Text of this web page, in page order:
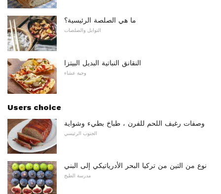
ما هي الصلصة الرئيسية؟
التوابل والصلصات
النقانق النباتية البديل البيتزا
وجبة عشاء
Users choice
وصفات رغيف اللحم للفرن ، طباخ بطيء وشواية
الجنوب الرئيسي
نوع من التين من تركيا البحر الأدرياتيكي إلى البني
مدرسة الطبخ